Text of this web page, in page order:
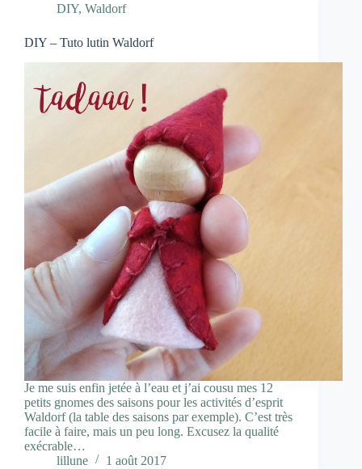
DIY, Waldorf
DIY – Tuto lutin Waldorf
Je me suis enfin jetée à l’eau et j’ai cousu mes 12
petits gnomes des saisons pour les activités d’esprit
Waldorf (la table des saisons par exemple). C’est très
facile à faire, mais un peu long. Excusez la qualité
exécrable…
lillune
1 août 2017